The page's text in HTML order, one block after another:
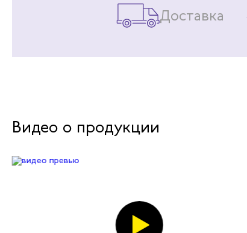
Доставка
Видео о продукции